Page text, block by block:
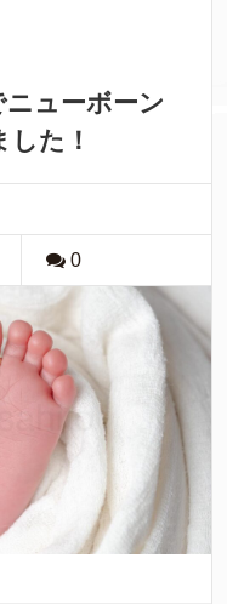
ューボーン
た！
0